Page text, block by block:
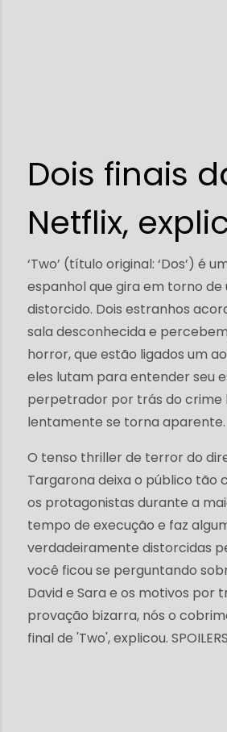
Dois finais
Netflix,
‘Two’ (título original: ‘Dos’) é
espanhol que gira em torno de
distorcido. Dois estranhos
sala desconhecida e
horror, que estão ligados um
eles lutam para entender seu
perpetrador por trás do crime
lentamente se torna aparente.
O tenso thriller de terror do
Targarona deixa o público tão
os protagonistas durante a
tempo de execução e faz
verdadeiramente distorcidas
você ficou se perguntando
David e Sara e os motivos por
provação bizarra, nós o
final de 'Two', explicou.